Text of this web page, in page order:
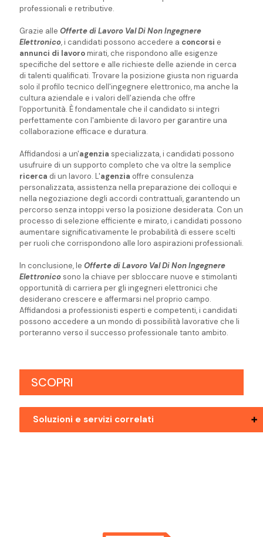
professionali e retributive.
Grazie alle Offerte di Lavoro Val Di Non Ingegnere
Elettronico, i candidati possono accedere a concorsi e
annunci di lavoromirati, che rispondono alle esigenze
specifiche del settore e alle richieste delle aziende in cerca
di talenti qualificati. Trovare la posizione giusta non riguarda
solo il profilo tecnico dell'ingegnere elettronico, ma anche la
cultura aziendale e i valori dell'azienda che offre
l'opportunità. È fondamentale che il candidato si integri
perfettamente con l'ambiente di lavoro per garantire una
collaborazione efficace e duratura.
Affidandosi a un'agenzia specializzata, i candidati possono
usufruire di un supporto completo che va oltre la semplice
ricerca di un lavoro. L'agenzia offre consulenza
personalizzata, assistenza nella preparazione dei colloqui e
nella negoziazione degli accordi contrattuali, garantendo un
percorso senza intoppi verso la posizione desiderata. Con un
processo di selezione efficiente e mirato, i candidati possono
aumentare significativamente le probabilità di essere scelti
per ruoli che corrispondono alle loro aspirazioni professionali.
In conclusione, le Offerte di Lavoro Val Di Non Ingegnere
Elettronicosono la chiave per sbloccare nuove e stimolanti
opportunità di carriera per gli ingegneri elettronici che
desiderano crescere e affermarsi nel proprio campo.
Affidandosi a professionisti esperti e competenti, i candidati
possono accedere a un mondo di possibilità lavorative che li
porteranno verso il successo professionale tanto ambito.
SCOPRI
Soluzioni e servizi correlati